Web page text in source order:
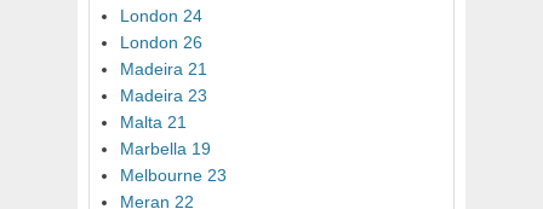
London 24
London 26
Madeira 21
Madeira 23
Malta 21
Marbella 19
Melbourne 23
Meran 22